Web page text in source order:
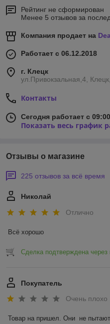
Рейтинг не сформирован
Менее 5 отзывов за
Компания продает на
Работает с 06.12.2018
г. Клецк
ул.Привокзальная,4,
Контакты
Сегодня работает с
Показать весь график
Отзывы о магазине
225 отзывов за всё время
Николай
Отлично
Всё хорошо
Сделка подтверждена через
Покупатель
Очень плохо
Товар на пришел. Они  не